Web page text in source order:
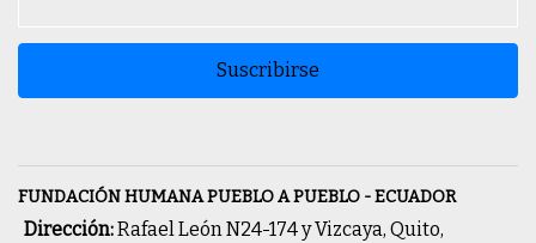
Suscribirse
FUNDACIÓN HUMANA PUEBLO A PUEBLO - ECUADOR
Dirección:Rafael León N24-174 y Vizcaya, Quito,